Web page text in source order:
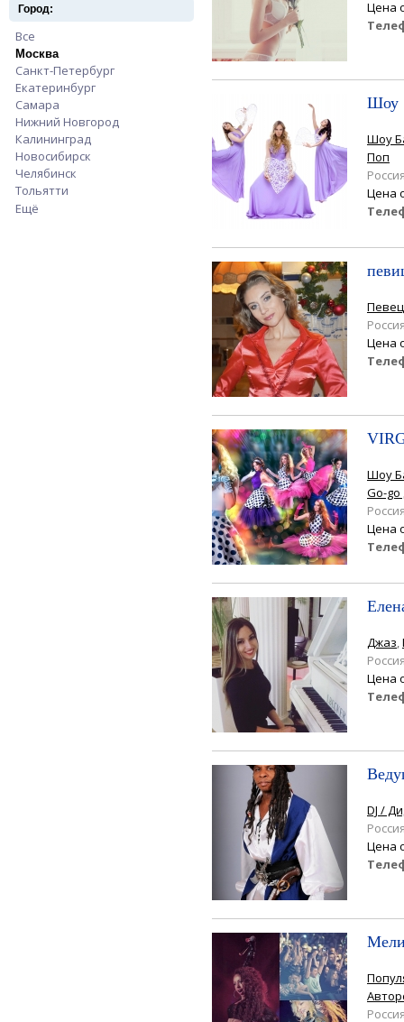
Город:
Все
МоскваApply Москва filter
Санкт-Петербург
Екатеринбург
Самара
Нижний Новгород Apply Нижний Новгород filter
Калининград Apply Калининград filter
Новосибирск Apply Новосибирск filter
Челябинск
Тольятти
Ещё
Цена
Шоу
Шоу
Поп
Цена
Цена
Шоу
Go-
Цена
Джаз,
Цена
DJ /
Цена